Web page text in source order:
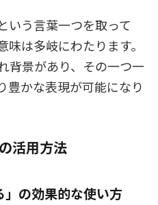
いう言葉一つを取って
は多岐にわたります。
背景があり、その一つ一
豊かな表現が可能になり
活用方法
」の効果的な使い方